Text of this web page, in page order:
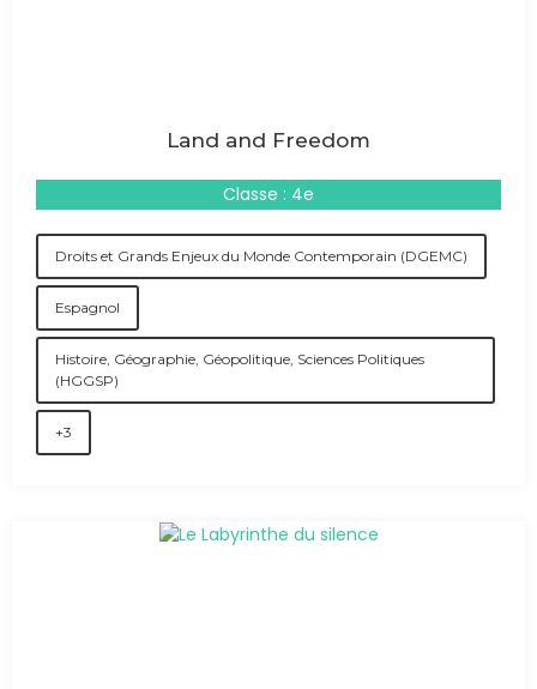
Land and Freedom
Classe : 4e
Droits et Grands Enjeux du Monde Contemporain (DGEMC)
Espagnol
Histoire, Géographie, Géopolitique, Sciences Politiques
(HGGSP)
+3